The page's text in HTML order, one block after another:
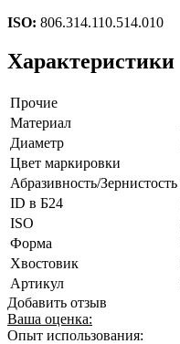
ISO: 806.314.110.514.010
Характеристики
Прочие
Материал
Диаметр
Цвет маркировки
Абразивность/Зернистость
ID в Б24
ISO
Форма
Хвостовик
Артикул
Добавить отзыв
Ваша оценка:
Опыт использования: